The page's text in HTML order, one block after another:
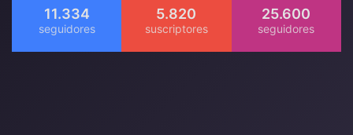
11.334 5.820 25.600